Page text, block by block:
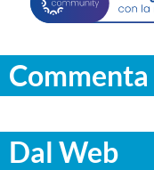
Dal Web